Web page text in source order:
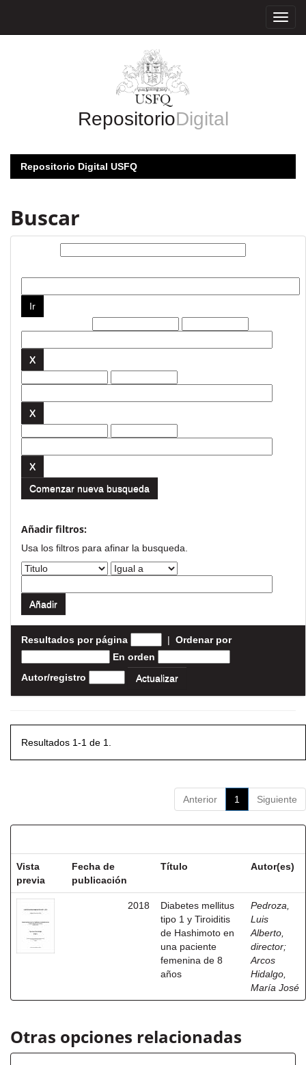
RepositorioDigital
Repositorio Digital USFQ
Buscar
Comenzar nueva busqueda
Añadir filtros:
Usa los filtros para afinar la busqueda.
Resultados por página | Ordenar por
En orden
Autor/registro
Resultados 1-1 de 1.
Anterior 1 Siguiente
Vista
previa
Fecha de
publicación
Título Autor(es)
2018
Diabetes mellitus
tipo 1 y Tiroiditis
de Hashimoto en
una paciente
femenina de 8
años
Pedroza,
Luis
Alberto,
director;
Arcos
Hidalgo,
María José
Otras opciones relacionadas